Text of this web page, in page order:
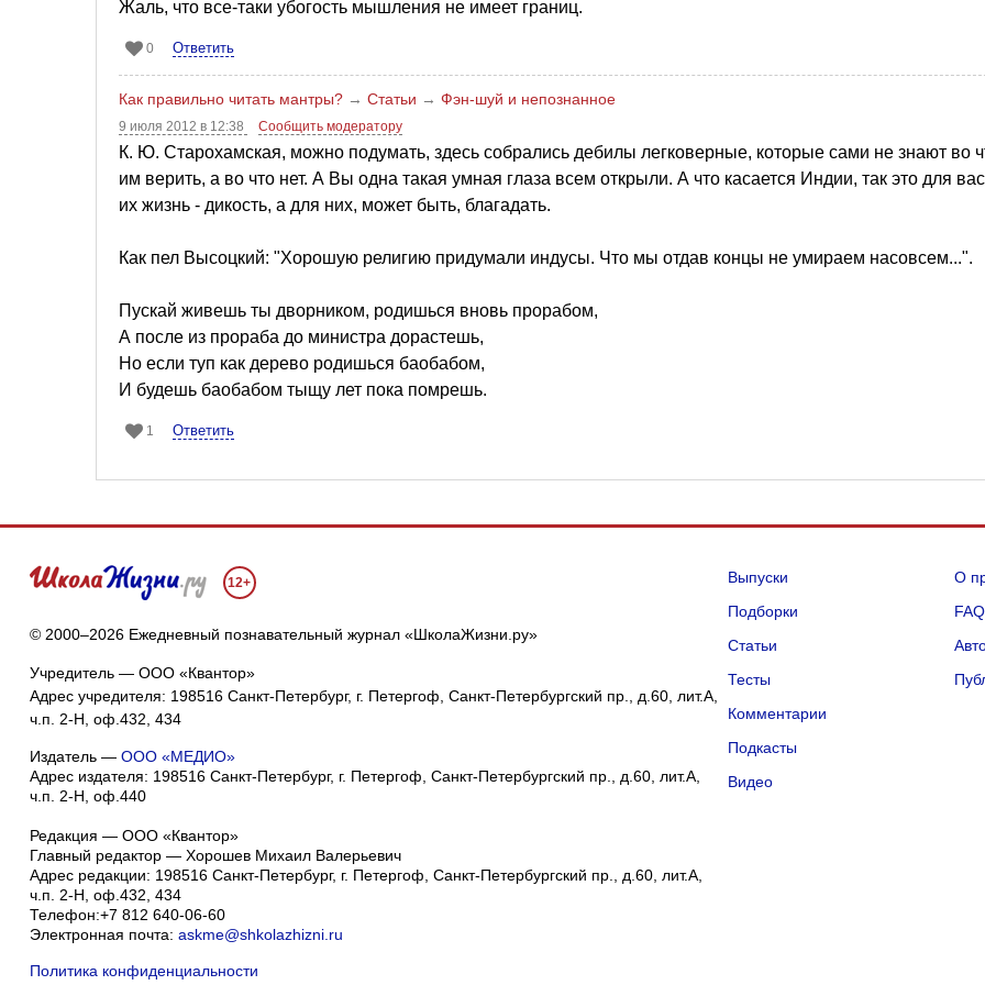
Жаль, что все-таки убогость мышления не имеет границ.
0 Ответить
Как правильно читать мантры? → Статьи → Фэн-шуй и непознанное
9 июля 2012 в 12:38 Сообщить модератору
К. Ю. Старохамская, можно подумать, здесь собрались дебилы легковерные, которые сами не знают во
им верить, а во что нет. А Вы одна такая умная глаза всем открыли. А что касается Индии, так это для вас
их жизнь - дикость, а для них, может быть, благадать.
Как пел Высоцкий: "Хорошую религию придумали индусы. Что мы отдав концы не умираем насовсем...".
Пускай живешь ты дворником, родишься вновь прорабом,
А после из прораба до министра дорастешь,
Но если туп как дерево родишься баобабом,
И будешь баобабом тыщу лет пока помрешь.
1 Ответить
12+
© 2000–2026 Ежедневный познавательный журнал «ШколаЖизни.ру»
Учредитель — ООО «Квантор»
Адрес учредителя: 198516 Санкт-Петербург, г. Петергоф, Санкт-Петербургский пр., д.60, лит.А,
ч.п. 2-Н, оф.432, 434
Издатель — ООО «МЕДИО»
Адрес издателя: 198516 Санкт-Петербург, г. Петергоф, Санкт-Петербургский пр., д.60, лит.А,
ч.п. 2-Н, оф.440
Редакция — ООО «Квантор»
Главный редактор — Хорошев Михаил Валерьевич
Адрес редакции: 198516 Санкт-Петербург, г. Петергоф Санкт-Петербургский пр., д.60, лит.А,
ч.п. 2-Н, оф.432, 434
Телефон:+7 812 640-06-60
Электронная почта: askme@shkolazhizni.ru
Политика конфиденциальности
Выпуски
Подборки
Статьи
Тесты
Комментарии
Подкасты
Видео
О
FAQ